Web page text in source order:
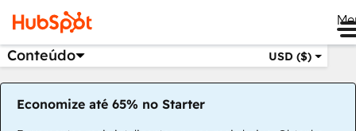
Conteúdo USD ($)
Economize até 65% no Starter